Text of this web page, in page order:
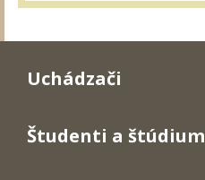
Uchádzači
Študenti a štúdium